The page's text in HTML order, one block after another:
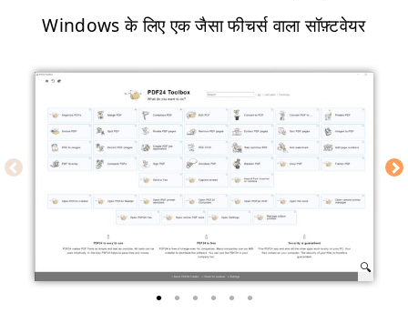
Windows के लिए एक जैसा फीचर्स वाला सॉफ़्टवेयर